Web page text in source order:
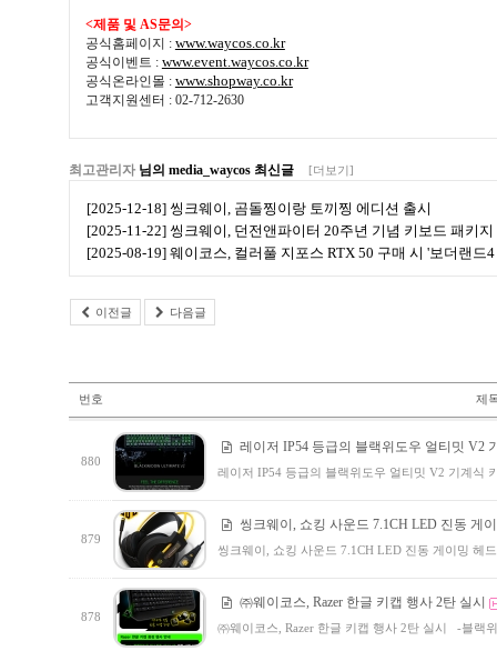
<제품 및 AS문의 >
공식홈페이지 : www.waycos.co.kr
공식이벤트 : www.event.waycos.co.kr
공식온라인몰 : www.shopway.co.kr
고객지원센터 : 02-712-2630
최고관리자 님의 media_waycos 최신글 [더보기]
[2025-12-18] 씽크웨이, 곰돌찡이랑 토끼찡 에디션 출시
[2025-11-22] 씽크웨이, 던전앤파이터 20주년 기념 키보드 패키지
[2025-08-19] 웨이코스, 컬러풀 지포스 RTX 50 구매 시 '보더랜드
이전글 다음글
번호 제
880
레이저 IP54 등급의 블랙위도우 얼티밋 V2
레이저 IP54 등급의 블랙위도우 얼티밋 V2 기계
879
씽크웨이, 쇼킹 사운드 7.1CH LED 진동 게
씽크웨이, 쇼킹 사운드 7.1CH LED 진동 게이밍 헤
878
㈜웨이코스, Razer 한글 키캡 행사 2탄 실시
㈜웨이코스, Razer 한글 키캡 행사 2탄 실시 -블랙